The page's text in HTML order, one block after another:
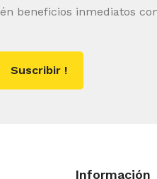
beneficios inmediatos
Suscribir !
Información